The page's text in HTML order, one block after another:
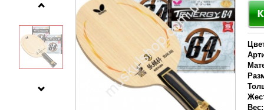
Вес: